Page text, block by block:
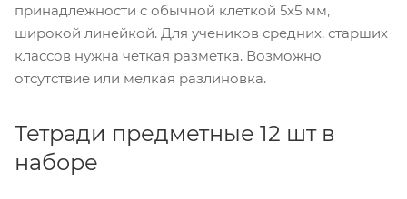
принадлежности с обычной клеткой 5х5 мм,
широкой линейкой. Для учеников средних, старших
классов нужна четкая разметка. Возможно
отсутствие или мелкая разлиновка.
Тетради предметные 12 шт в
наборе